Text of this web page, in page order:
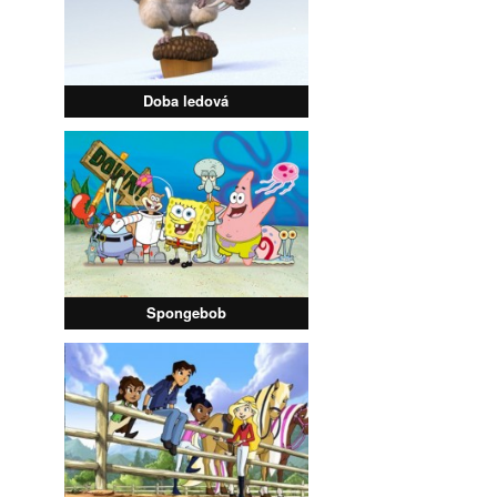
Doba ledová
Spongebob